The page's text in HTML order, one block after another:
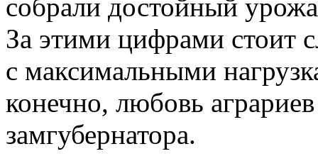
собрали достойный
За этими цифрами стоит
с максимальными
конечно, любовь
замгубернатора.